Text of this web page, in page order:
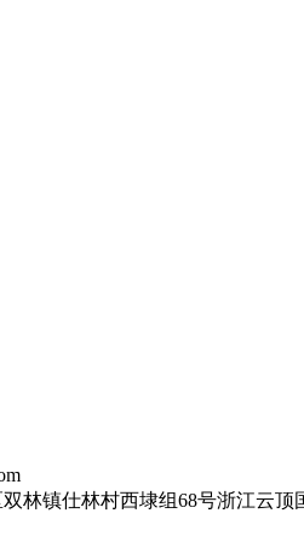
林镇仕林村西埭组68号浙江云顶